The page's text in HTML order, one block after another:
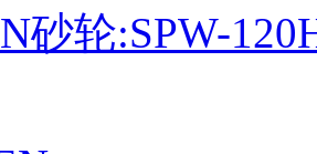
砂轮:SPW-